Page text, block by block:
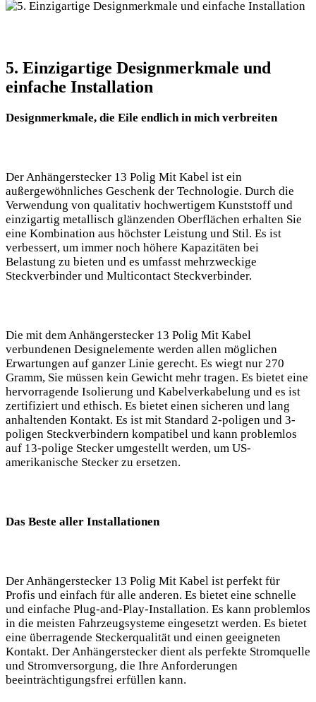
5. Einzigartige Designmerkmale und
einfache Installation
Designmerkmale, die Eile endlich in mich verbreiten
Der Anhängerstecker 13 Polig Mit Kabel ist ein
außergewöhnliches Geschenk der Technologie. Durch die
Verwendung von qualitativ hochwertigem Kunststoff und
einzigartig metallisch glänzenden Oberflächen erhalten Sie
eine Kombination aus höchster Leistung und Stil. Es ist
verbessert, um immer noch höhere Kapazitäten bei
Belastung zu bieten und es umfasst mehrzweckige
Steckverbinder und Multicontact Steckverbinder.
Die mit dem Anhängerstecker 13 Polig Mit Kabel
verbundenen Designelemente werden allen möglichen
Erwartungen auf ganzer Linie gerecht. Es wiegt nur 270
Gramm, Sie müssen kein Gewicht mehr tragen. Es bietet eine
hervorragende Isolierung und Kabelverkabelung und es ist
zertifiziert und ethisch. Es bietet einen sicheren und lang
anhaltenden Kontakt. Es ist mit Standard 2-poligen und 3-
poligen Steckverbindern kompatibel und kann problemlos
auf 13-polige Stecker umgestellt werden, um US-
amerikanische Stecker zu ersetzen.
Das Beste aller Installationen
Der Anhängerstecker 13 Polig Mit Kabel ist perfekt für
Profis und einfach für alle anderen. Es bietet eine schnelle
und einfache Plug-and-Play-Installation. Es kann problemlos
in die meisten Fahrzeugsysteme eingesetzt werden. Es bietet
eine überragende Steckerqualität und einen geeigneten
Kontakt. Der Anhängerstecker dient als perfekte Stromquelle
und Stromversorgung, die Ihre Anforderungen
beeinträchtigungsfrei erfüllen kann.